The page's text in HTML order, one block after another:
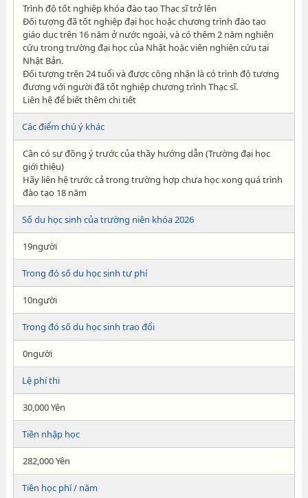
Trình độ tốt nghiệp khóa đào tạo Thạc sĩ trở lên
Đối tượng đã tốt nghiệp đại học hoặc chương trình đào tạo
giáo dục trên 16 năm ở nước ngoài, và có thêm 2 năm nghiên
cứu trong trường đại học của Nhật hoặc viên nghiên cứu tại
Nhật Bản.
Đối tượng trên 24 tuổi và được công nhận là có trình độ tương
đương với người đã tốt nghiệp chương trình Thạc sĩ.
Liên hệ để biết thêm chi tiết
Các điểm chú ý khác
Cần có sự đồng ý trước của thầy hướng dẫn (Trường đại học
giới thiệu)
Hãy liên hệ trước cả trong trường hợp chưa học xong quá trình
đào tạo 18 năm
Số du học sinh của trường niên khóa 2026
19người
Trong đó số du học sinh tư phí
10người
Trong đó số du học sinh trao đổi
0người
Lệ phí thi
30,000 Yên
Tiền nhập học
282,000 Yên
Tiền học phí / năm